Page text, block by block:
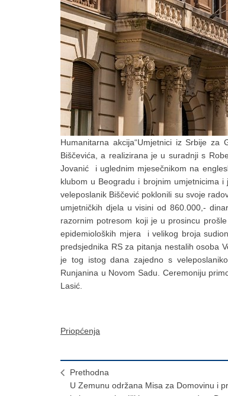
Humanitarna akcija“Umjetnici iz Srbije za
Biščevića, a realizirana je u suradnji s
Jovanić i uglednim mjesečnikom na
klubom u Beogradu i brojnim umjetnicima
veleposlanik Biščević poklonili su svoje
umjetničkih djela u visini od 860.000,-
razornim potresom koji je u prosincu
epidemioloških mjera i velikog broja
predsjednika RS za pitanja nestalih osoba
je tog istog dana zajedno s
Runjanina u Novom Sadu. Ceremoniju
Lasić.
Priopćenja
Prethodna
U Zemunu održana Misa za Domovinu i